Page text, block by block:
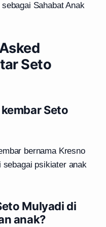
Sahabat Anak
Seto
Seto
bernama Kresno
sebagai psikiater anak
Mulyadi di
anak?